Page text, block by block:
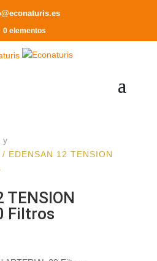
0 elementos
y
/ EDENSAN 12 TENSION
TENSION
Filtros